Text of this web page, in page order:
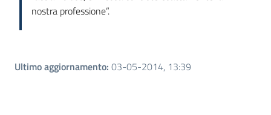
nostra professione”.
Ultimo aggiornamento: 03-05-2014, 13:39